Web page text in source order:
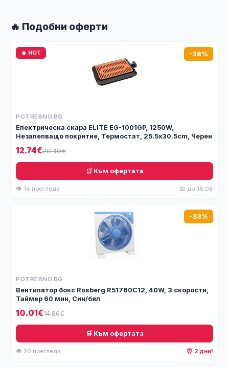
🔥 Подобни оферти
🔥 HOT -38%
POTREBNO.BG
Електрическа скара ELITE EG-1001GP, 1250W,
Незалепващо покритие, Термостат, 25.5х30.5cm, Черен
12.74€20.40€
🛒 Към офертата
👁 14 прегледа 📅 до 18.08
-33%
POTREBNO.BG
Вентилатор бокс Rosberg R51760C12, 40W, 3 скорости,
Таймер 60 мин, Син/бял
10.01€14.86€
🛒 Към офертата
👁 20 прегледа ⏰ 2 дни!